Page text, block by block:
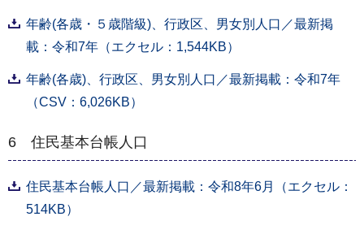
年齢(各歳・５歳階級)、行政区、男女別人口／最新掲
載：令和7年（エクセル：1,544KB）
年齢(各歳)、行政区、男女別人口／最新掲載：令和7年
（CSV：6,026KB）
6 住民基本台帳人口
住民基本台帳人口／最新掲載：令和8年6月（エクセル：
514KB）